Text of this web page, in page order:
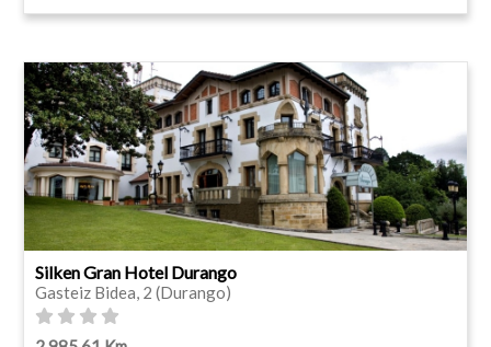
Silken Gran Hotel Durango
Gasteiz Bidea, 2 (Durango)